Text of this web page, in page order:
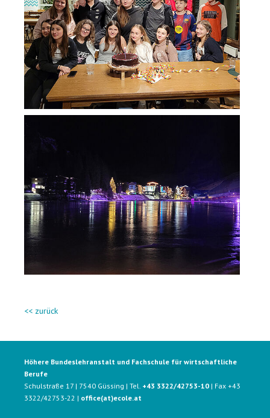
<< zurück
Höhere Bundeslehranstalt und Fachschule für wirtschaftliche
Berufe
Schulstraße 17 | 7540 Güssing | Tel. +43 3322/42753-10 | Fax +43
3322/42753-22 | office(at)ecole.at